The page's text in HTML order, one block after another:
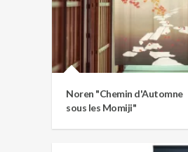
Noren "Chemin d'Automne
sous les Momiji"